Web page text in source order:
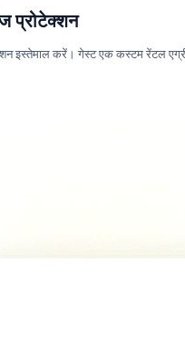
प्रोटेक्शन
इस्तेमाल करें। गेस्ट एक कस्टम रेंटल